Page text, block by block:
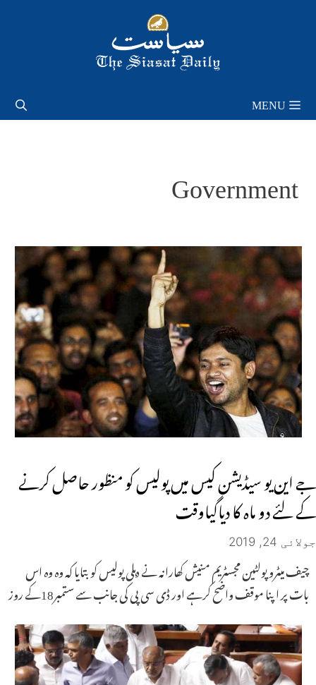
MENU
Government
جے این یو سیڈیشن کیس میں پولیس کو منظور حاصل کرنے
کے لئے دو ماہ کا دیاگیاوقت
جولائی 24, 2019
چیف میٹرو پولٹین مجسٹریم منیش کھارانہ نے دہلی پولیس کو بتایا کہ وہ وہ اس
بات پر اپنا موقف واضح کرہے اور ڈی سی پی کی جانب سے ستمبر18کے روز